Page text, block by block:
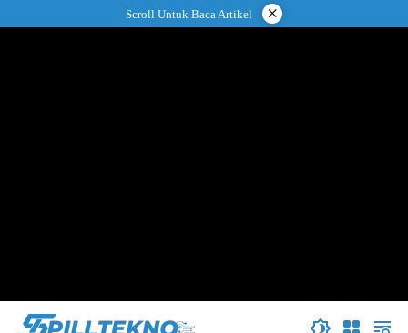
ke
Scroll Untuk Baca Artikel ×